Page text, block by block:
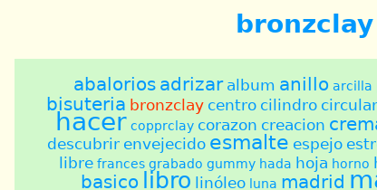
bronzclay
abalorios adrizar album anillo arcilla
bisuteria bronzclay centro cilindro circular
hacer copprclay corazon creacion
descubrir envejecido esmalte espejo
libre frances grabado gummy hada hoja horno
basico libro linóleo luna madrid